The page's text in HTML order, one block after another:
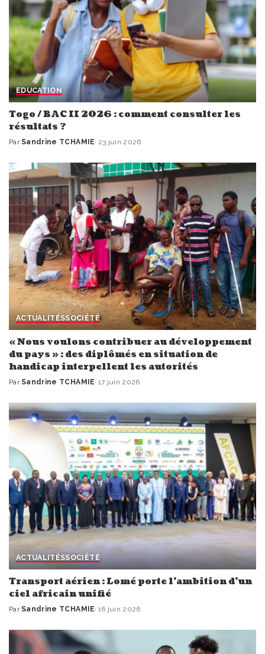
EDUCATION
Togo / BAC II 2026 : comment consulter les
résultats ?
Publié
Par Sandrine TCHAMIE 23 juin 2026
ACTUALITÉSSOCIÉTÉ
« Nous voulons contribuer au développement
du pays » : des diplômés en situation de
handicap interpellent les autorités
Publié
Par Sandrine TCHAMIE 17 juin 2026
ACTUALITÉSSOCIÉTÉ
Transport aérien : Lomé porte l’ambition d’un
ciel africain unifié
Publié
Par Sandrine TCHAMIE 16 juin 2026